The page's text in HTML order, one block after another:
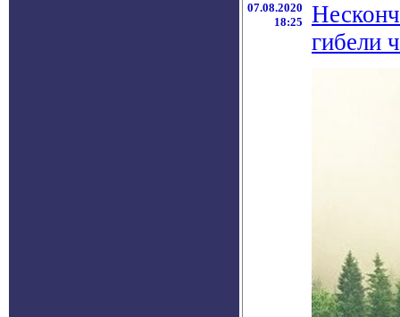
07.08.2020
18:25
гибели